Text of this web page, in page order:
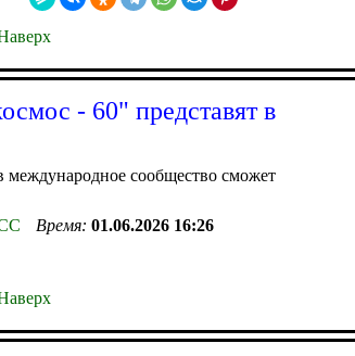
- 60" представят в
международное сообщество сможет
Время: 01.06.2026 16:26